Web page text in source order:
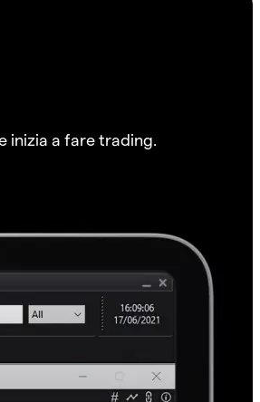
inizia a fare trading.